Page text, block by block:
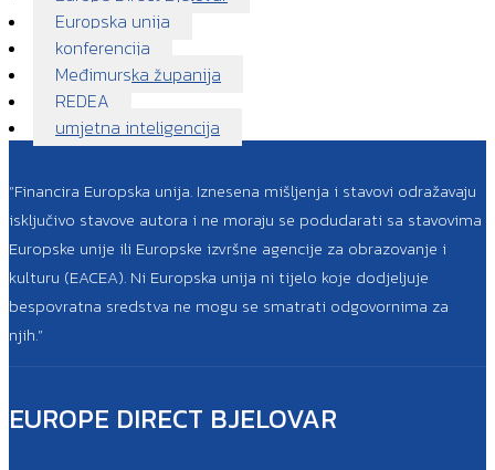
Europska unija
konferencija
Međimurska županija
REDEA
umjetna inteligencija
“Financira Europska unija. Iznesena mišljenja i stavovi odražavaju
isključivo stavove autora i ne moraju se podudarati sa stavovima
Europske unije ili Europske izvršne agencije za obrazovanje i
kulturu (EACEA). Ni Europska unija ni tijelo koje dodjeljuje
bespovratna sredstva ne mogu se smatrati odgovornima za
njih.”
EUROPE DIRECT BJELOVAR